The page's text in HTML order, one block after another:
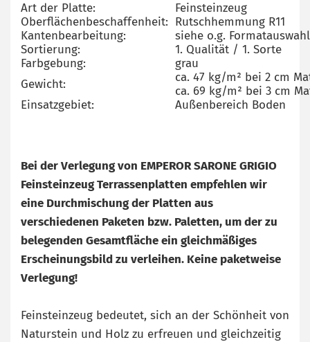
Art der Platte:
Feinsteinzeug
Oberflächenbeschaffenheit: Rutschhemmung R11
Kantenbearbeitung:
siehe o.g. Formatauswahl
Sortierung:
1. Qualität / 1. Sorte
Farbgebung:
grau
Gewicht:
ca. 47 kg/m² bei 2 cm
ca. 69 kg/m² bei 3 cm
Einsatzgebiet:
Außenbereich Boden
Bei der Verlegung von EMPEROR SARONE GRIGIO
Feinsteinzeug Terrassenplatten empfehlen wir
eine Durchmischung der Platten aus
verschiedenen Paketen bzw. Paletten, um der zu
belegenden Gesamtfläche ein gleichmäßiges
Erscheinungsbild zu verleihen. Keine paketweise
Verlegung!
Feinsteinzeug bedeutet, sich an der Schönheit von
Naturstein und Holz zu erfreuen und gleichzeitig